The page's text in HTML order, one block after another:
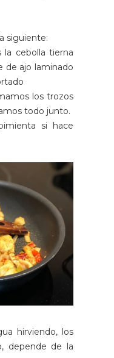
siguiente:
cebolla tierna
de ajo laminado
los trozos
todo junto.
si hace
hirviendo, los
depende de la